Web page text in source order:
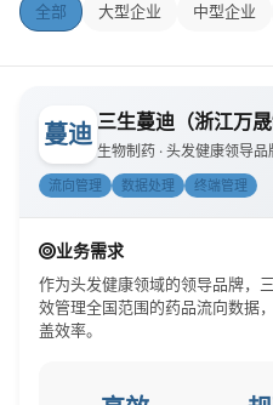
全部 大型企业 中型企业
蔓迪 三生蔓迪（浙江万晟
生物制药 · 头发健康领导品
流向管理 数据处理 终端管理
业务需求
作为头发健康领域的领导品牌，
效管理全国范围的药品流向数据
盖效率。